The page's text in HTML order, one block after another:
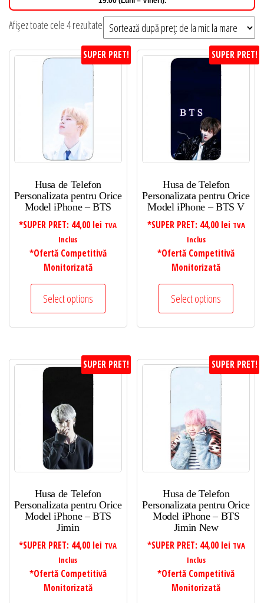
Afișez toate cele 4 rezultate Sortat
după
preț:
SUPER PRET!
Husa de Telefon
Personalizata pentru Orice
Model iPhone – BTS
*SUPER PRET: 44,00 lei TVA
Inclus
*Ofertă Competitivă
Monitorizată
Select options
SUPER PRET!
Husa de Telefon
Personalizata pentru Orice
Model iPhone – BTS V
*SUPER PRET: 44,00 lei TVA
Inclus
*Ofertă Competitivă
Monitorizată
Select options
SUPER PRET!
Husa de Telefon
Personalizata pentru Orice
Model iPhone – BTS
Jimin
*SUPER PRET: 44,00 lei TVA
Inclus
*Ofertă Competitivă
Monitorizată
SUPER PRET!
Husa de Telefon
Personalizata pentru Orice
Model iPhone – BTS
Jimin New
*SUPER PRET: 44,00 lei TVA
Inclus
*Ofertă Competitivă
Monitorizată